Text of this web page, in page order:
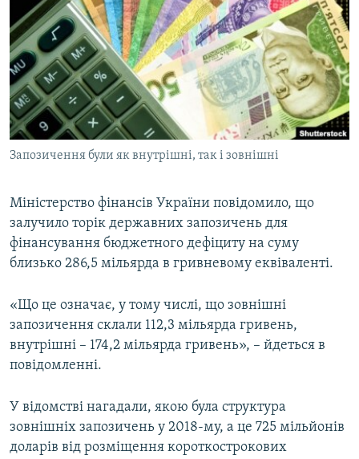
СВІТ
КИТАЙ.ВИКЛИКИ
МУЛЬТИМЕДІА
ФОТО
СПЕЦПРОЄКТИ
ПОДКАСТИ
РУС
УКР
КТАТ
ДОЛУЧАЙСЯ!
Усі сайти RFE/RL
Запозичення були як внутрішні, так і зовнішні
Міністерство фінансів України повідомило, що
залучило торік державних запозичень для
фінансування бюджетного дефіциту на суму
близько 286,5 мільярда в гривневому еквіваленті.
«Що це означає, у тому числі, що зовнішні
запозичення склали 112,3 мільярда гривень,
внутрішні – 174,2 мільярда гривень», – йдеться в
повідомленні.
У відомстві нагадали, якою була структура
зовнішніх запозичень у 2018-му, а це 725 мільйонів
доларів від розміщення короткострокових